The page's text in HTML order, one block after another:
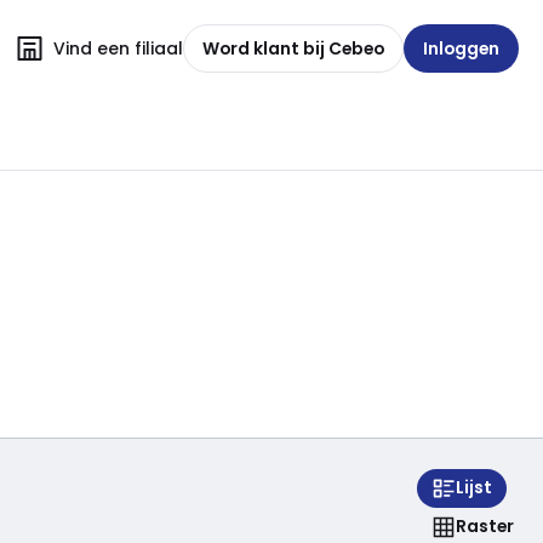
Vind een filiaal Word klant bij Cebeo Inloggen
Lijst
Raster